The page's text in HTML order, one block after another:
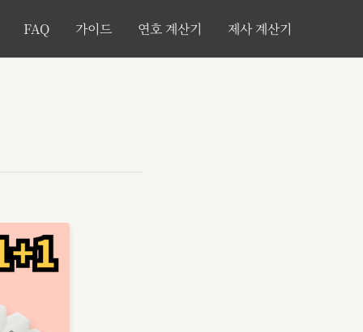
FAQ 가이드 연호 계산기 제사 계산기